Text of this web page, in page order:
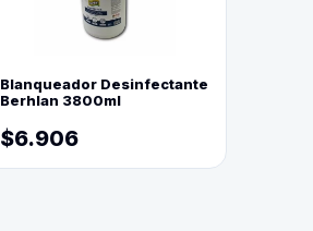
Blanqueador Desinfectante
Berhlan 3800ml
$6.906